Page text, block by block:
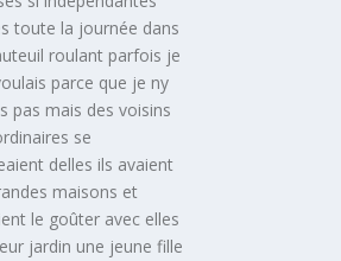
toute la journée dans
roulant parfois je
parce que je ny
pas mais des voisins
se
delles ils avaient
maisons et
le goûter avec elles
jardin une jeune fille